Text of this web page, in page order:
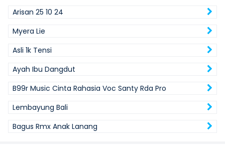
Arisan 25 10 24
Myera Lie
Asli 1k Tensi
Ayah Ibu Dangdut
B99r Music Cinta Rahasia Voc Santy Rda Pro
Lembayung Bali
Bagus Rmx Anak Lanang